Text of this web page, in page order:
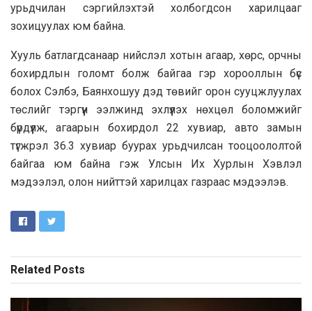
урьдчилан сэргийлэхтэй холбогдсон харилцааг
зохицуулах юм байна.
Хууль батлагдсанаар нийслэл хотын агаар, хөрс, орчны
бохирдлын голомт болж байгаа гэр хорооллын бүс
болох Сэлбэ, Баянхошуу дэд төвийг орон сууцжлуулах
төслийг тэргүүн ээлжинд эхлүүлэх нөхцөл боломжийг
бүрдүүлж, агаарын бохирдол 22 хувиар, авто замын
түгжрэл 36.3 хувиар буурах урьдчилсан тооцоололтой
байгаа юм байна гэж Улсын Их Хурлын Хэвлэл
мэдээлэл, олон нийттэй харилцах газраас мэдээлэв.
Related Posts